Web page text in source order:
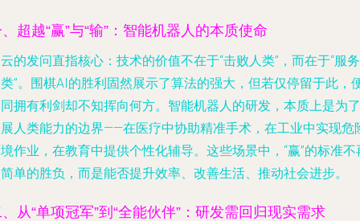
超越“赢”与“输”：智能机器人的本质使命
的发问直指核心：技术的价值不在于“击败人类”，而在于“服务
”。围棋AI的胜利固然展示了算法的强大，但若仅停留于此，
拥有利剑却不知挥向何方。智能机器人的研发，本质上是为了
人类能力的边界——在医疗中协助精准手术，在工业中实现危
作业，在教育中提供个性化辅导。这些场景中，“赢”的标准不
单的胜负，而是能否提升效率、改善生活、推动社会进步。
从“单项冠军”到“全能伙伴”：研发需回归现实需求